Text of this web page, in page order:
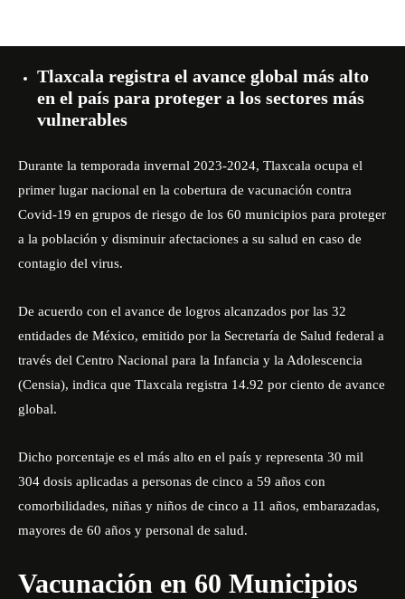
Tlaxcala registra el avance global más alto
en el país para proteger a los sectores más
vulnerables
Durante la temporada invernal 2023-2024, Tlaxcala ocupa el
primer lugar nacional en la cobertura de vacunación contra
Covid-19 en grupos de riesgo de los 60 municipios para proteger
a la población y disminuir afectaciones a su salud en caso de
contagio del virus.
De acuerdo con el avance de logros alcanzados por las 32
entidades de México, emitido por la Secretaría de Salud federal a
través del Centro Nacional para la Infancia y la Adolescencia
(Censia), indica que Tlaxcala registra 14.92 por ciento de avance
global.
Dicho porcentaje es el más alto en el país y representa 30 mil
304 dosis aplicadas a personas de cinco a 59 años con
comorbilidades, niñas y niños de cinco a 11 años, embarazadas,
mayores de 60 años y personal de salud.
Vacunación en 60 Municipios